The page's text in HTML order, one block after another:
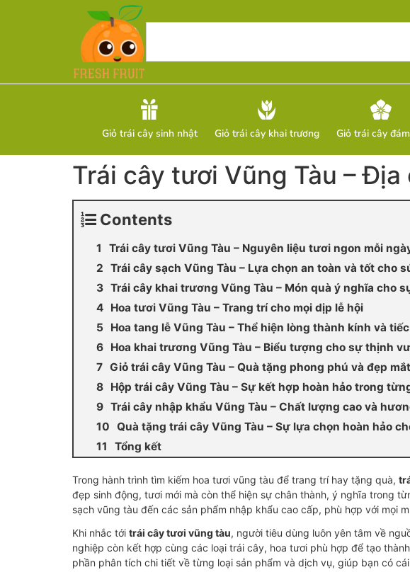
Giỏ trái cây sinh nhật Giỏ trái cây khai trương Giỏ trái cây
Trái cây tươi Vũng Tàu –
Contents
Trái cây tươi Vũng Tàu – Nguyên liệu tươi ngon mỗi
Trái cây sạch Vũng Tàu – Lựa chọn an toàn và tốt cho
Trái cây khai trương Vũng Tàu – Món quà ý nghĩa cho
Hoa tươi Vũng Tàu – Trang trí cho mọi dịp lễ hội
Hoa tang lễ Vũng Tàu – Thể hiện lòng thành kính và
Hoa khai trương Vũng Tàu – Biểu tượng cho sự thịnh
Giỏ trái cây Vũng Tàu – Quà tặng phong phú và đẹp mắt
Hộp trái cây Vũng Tàu – Sự kết hợp hoàn hảo trong
Trái cây nhập khẩu Vũng Tàu – Chất lượng cao và
Quà tặng trái cây Vũng Tàu – Sự lựa chọn hoàn hảo
Tổng kết
Trong hành trình tìm kiếm hoa tươi vũng tàu để trang trí hay tặng quà,
đẹp sinh động, tươi mới mà còn thể hiện sự chân thành, ý nghĩa trong
sạch vũng tàu đến các sản phẩm nhập khẩu cao cấp, phù hợp với mọi
Khi nhắc tới trái cây tươi vũng tàu, người tiêu dùng luôn yên tâm về
nghiệp còn kết hợp cùng các loại trái cây, hoa tươi phù hợp để tạo
phần phân tích chi tiết về từng loại sản phẩm và dịch vụ, giúp bạn có